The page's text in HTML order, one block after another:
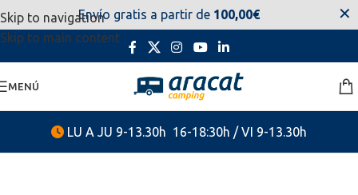
Skip to navigation
Skip to main content
estaremos disponibles. Disculpen las molestias.
MENÚ
LU A JU 9-13.30h 16-18:30h / VI 9-13.30h
Envío gratis a partir de 100,00€ ✕